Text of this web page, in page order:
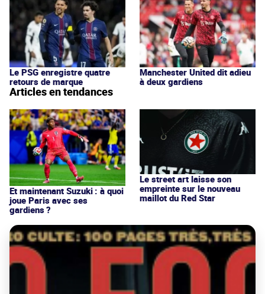
Le PSG enregistre quatre
retours de marque
Manchester United dit adieu
à deux gardiens
Articles en tendances
Et maintenant Suzuki : à quoi
joue Paris avec ses
gardiens ?
Le street art laisse son
empreinte sur le nouveau
maillot du Red Star